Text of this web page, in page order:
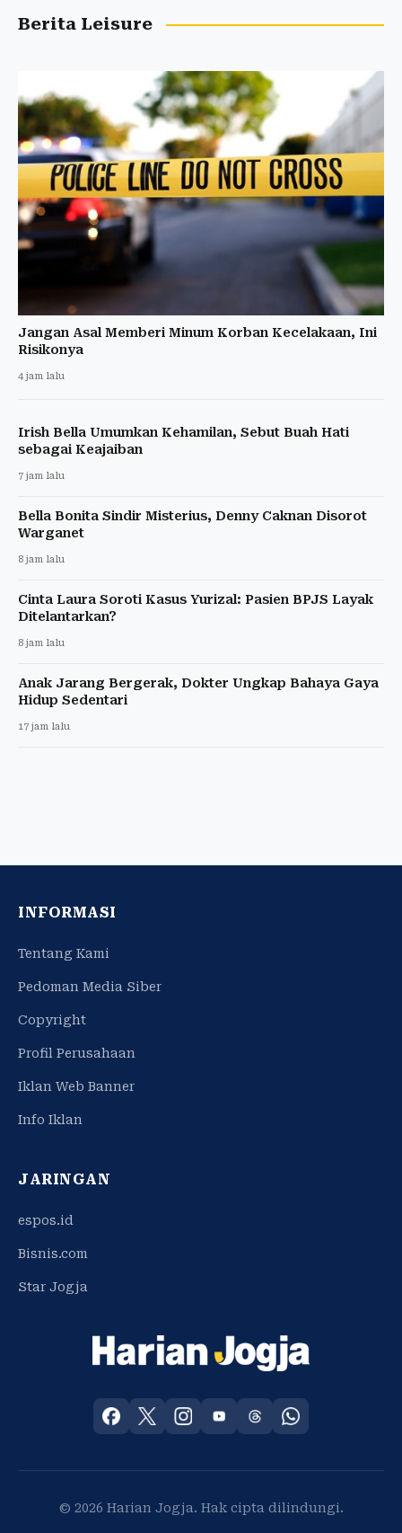
Berita Leisure
Jangan Asal Memberi Minum Korban Kecelakaan, Ini
Risikonya
4 jam lalu
Irish Bella Umumkan Kehamilan, Sebut Buah Hati
sebagai Keajaiban
7 jam lalu
Bella Bonita Sindir Misterius, Denny Caknan Disorot
Warganet
8 jam lalu
Cinta Laura Soroti Kasus Yurizal: Pasien BPJS Layak
Ditelantarkan?
8 jam lalu
Anak Jarang Bergerak, Dokter Ungkap Bahaya Gaya
Hidup Sedentari
17 jam lalu
INFORMASI
Tentang Kami
Pedoman Media Siber
Copyright
Profil Perusahaan
Iklan Web Banner
Info Iklan
JARINGAN
espos.id
Bisnis.com
Star Jogja
© 2026 Harian Jogja. Hak cipta dilindungi.